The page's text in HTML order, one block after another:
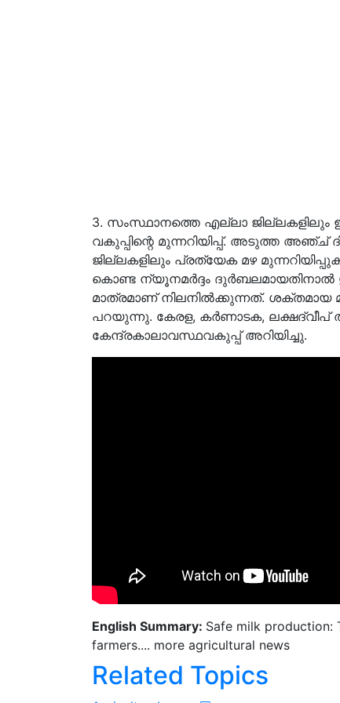
3. സംസ്ഥാനത്തെ എല്ലാ ജില്ലകളിലും
വകുപ്പിന്റെ മുന്നറിയിപ്പ്. അടുത്ത
ജില്ലകളിലും പ്രത്യേക മഴ
കൊണ്ട ന്യൂനമർദ്ദം ദുർബലമായതിനാൽ
മാത്രമാണ് നിലനിൽക്കുന്നത്. ശക്തമായ
പറയുന്നു. കേരള, കർണാടക, ലക്ഷദ്വീപ്
കേന്ദ്രകാലാവസ്ഥവകുപ്പ് അറിയിച്ചു.
English Summary: Safe milk production:
farmers.... more agricultural news
Related Topics